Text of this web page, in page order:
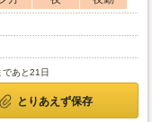
であと21日
とりあえず保存